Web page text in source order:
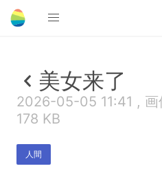
美女来了
2026-05-05 11:41 , 画
178 KB
人間